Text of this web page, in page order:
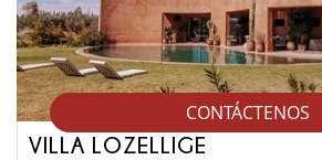
CONTÁCTENOS
VILLA LOZELLIGE